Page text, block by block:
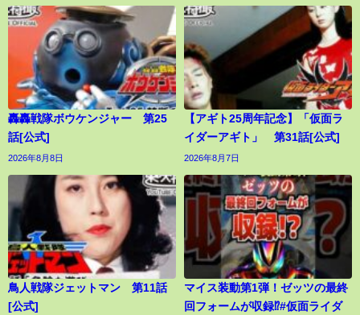
轟轟戦隊ボウケンジャー 第25
話[公式]
2026年8月8日
【アギト25周年記念】「仮面ラ
イダーアギト」 第31話[公式]
2026年8月7日
鳥人戦隊ジェットマン 第11話
[公式]
マイス装動第1弾！ゼッツの最終
回フォームが収録⁉︎#仮面ライダ